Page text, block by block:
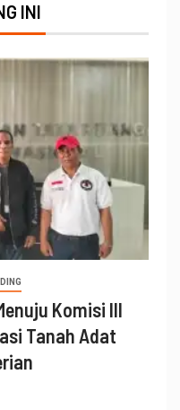
INI
Komisi III
Tanah Adat